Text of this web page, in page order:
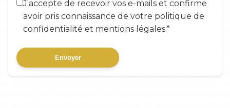
J'accepte de recevoir vos e-mails et confirme
avoir pris connaissance de votre politique de
confidentialité et mentions légales.*
Envoyer